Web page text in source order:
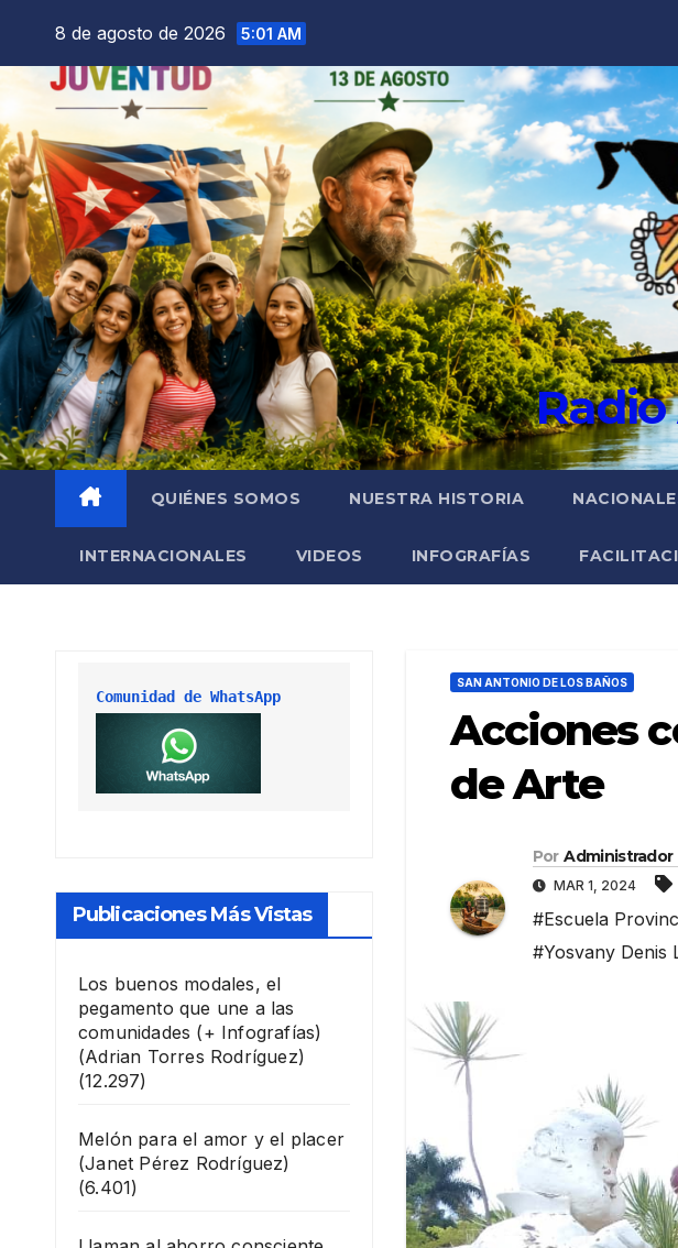
8 de agosto de 2026 5:01 AM
QUIÉNES SOMOS NUESTRA HISTORIA
INTERNACIONALES VIDEOS INFOGRAFÍAS
Comunidad de WhatsApp
Publicaciones Más Vistas
Los buenos modales, el
pegamento que une a las
comunidades (+ Infografías)
(Adrian Torres Rodríguez)
(12.297)
Melón para el amor y el placer
(Janet Pérez Rodríguez)
(6.401)
SAN ANTONIO DE LOS BAÑOS
Acciones
de Arte
Por Administrador
MAR 1, 2024
#Escuela
#Yosvany Denis